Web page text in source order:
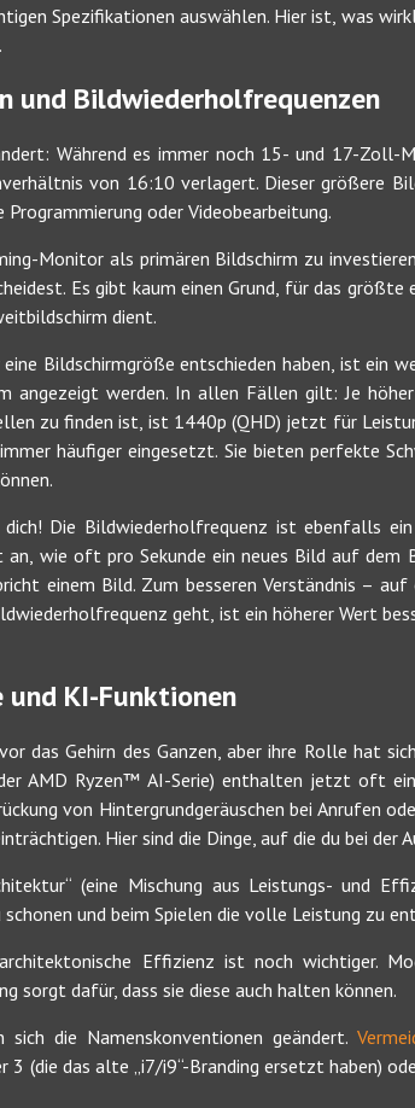
Spezifikationen auswählen. Hier ist, was
und Bildwiederholfrequenzen
Während es immer noch 15- und 17-
von 16:10 verlagert. Dieser größere
oder Videobearbeitung.
Monitor als primären Bildschirm zu
Es gibt kaum einen Grund, für das größte
dient.
Bildschirmgröße entschieden haben, ist ein
angezeigt werden. In allen Fällen gilt: Je
zu finden ist, ist 1440p (QHD) jetzt für
häufiger eingesetzt. Sie bieten perfekte
Die Bildwiederholfrequenz ist ebenfalls
wie oft pro Sekunde ein neues Bild auf dem
einem Bild. Zum besseren Verständnis –
geht, ist ein höherer Wert
und KI-Funktionen
das Gehirn des Ganzen, aber ihre Rolle hat
AMD Ryzen™ AI-Serie) enthalten jetzt oft
von Hintergrundgeräuschen bei Anrufen
Hier sind die Dinge, auf die du bei
(eine Mischung aus Leistungs- und
und beim Spielen die volle Leistung zu
Effizienz ist noch wichtiger.
sorgt dafür, dass sie diese auch halten können.
sich die Namenskonventionen geändert.
(die das alte „i7/i9“-Branding ersetzt haben)